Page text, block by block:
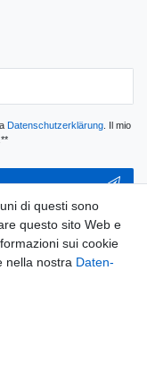
Daten­schutz­erklärung. Il mio
è un campo obbligatorio.
di questi sono
questo sito Web e
sui cookie
nella nostra Daten­